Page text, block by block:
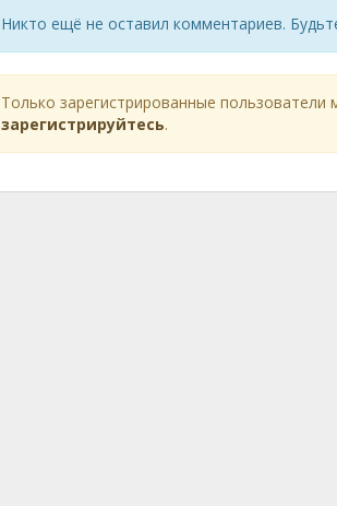
Никто ещё не оставил комментариев.
Только зарегистрированные
зарегистрируйтесь.